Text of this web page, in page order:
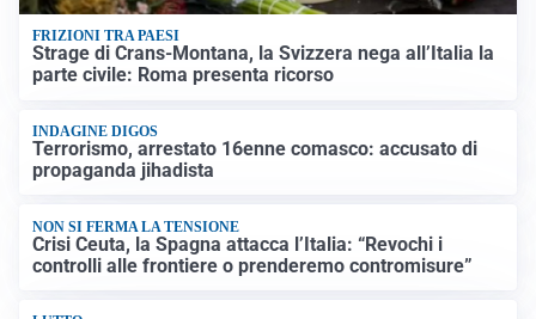
FRIZIONI TRA PAESI
Strage di Crans-Montana, la Svizzera nega all’Italia la
parte civile: Roma presenta ricorso
INDAGINE DIGOS
Terrorismo, arrestato 16enne comasco: accusato di
propaganda jihadista
NON SI FERMA LA TENSIONE
Crisi Ceuta, la Spagna attacca l’Italia: “Revochi i
controlli alle frontiere o prenderemo contromisure”